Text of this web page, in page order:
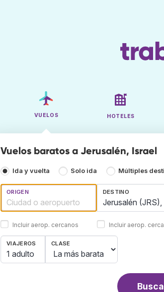
VUELOS HOTELES
Vuelos baratos a Jerusalén, Israel
Ida y vuelta Solo ida Múltiples
ORIGEN
Incluir aerop. cercanos
DESTINO
Incluir aerop.
VIAJEROS
1 adulto
CLASE